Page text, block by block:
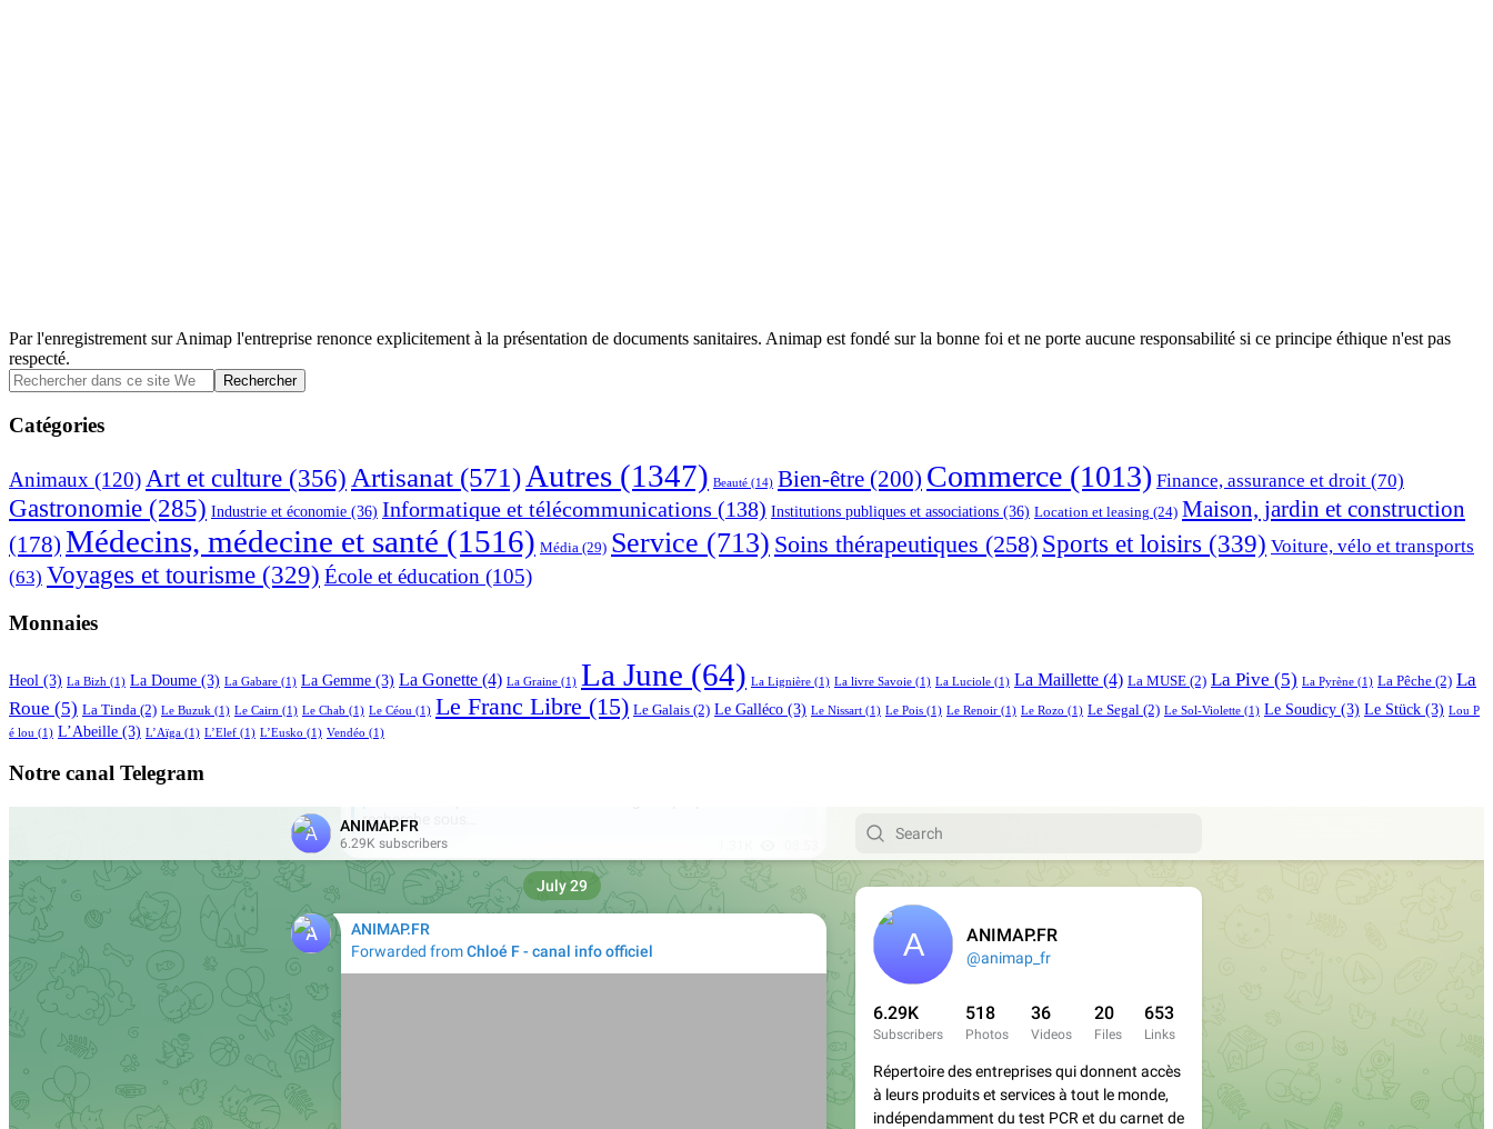
Par l'enregistrement sur Animap l'entreprise renonce explicitement à la présentation de documents sanitaires. Animap est fondé sur la bonne foi et ne porte aucune responsabilité si ce principe éthique n'est pas
respecté.
Barre
latérale
principale
Rechercher
dans
ce
site
Catégories
Animaux (120)Art et culture (356) Artisanat (571) Autres (1347) Beauté (14) Bien-être (200) Commerce (1013) Finance, assurance et droit (70)
Gastronomie (285) Industrie et économie (36) Informatique et télécommunications (138) Institutions publiques et associations (36) Location et leasing (24) Maison, jardin et construction
(178) Médecins, médecine et santé (1516) Média (29) Service (713) Soins thérapeutiques (258) Sports et loisirs (339) Voiture, vélo et transports
(63) Voyages et tourisme (329) École et éducation (105)
Monnaies
Heol (3) La Bizh (1) La Doume (3) La Gabare (1) La Gemme (3) La Gonette (4) La Graine (1) La June (64) La Lignière (1) La livre Savoie (1) La Luciole (1) La Maillette (4) La MUSE (2) La Pive (5) La Pyrène (1) La Pêche (2) La
Roue (5) La Tinda (2) Le Buzuk (1) Le Cairn (1) Le Chab (1) Le Céou (1) Le Franc Libre (15) Le Galais (2) Le Galléco (3) Le Nissart (1) Le Pois (1) Le Renoir (1) Le Rozo (1) Le Segal (2) Le Sol-Violette (1) Le Soudicy (3) Le Stück (3) Lou P
é lou (1) L’Abeille (3) L’Aïga (1) L’Elef (1) L’Eusko (1) Vendéo (1)
Notre canal Telegram